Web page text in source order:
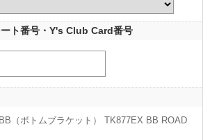
ト番号・Y's Club Card番号
（ボトムブラケット） TK877EX BB ROAD